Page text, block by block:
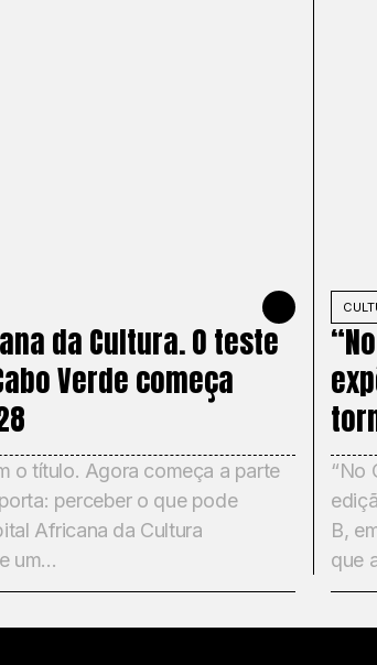
JUNE 2, 2026
da Cultura. O teste
Verde começa
o título. Agora começa a parte
perceber o que pode
Africana da Cultura
um...
“No
B,
que